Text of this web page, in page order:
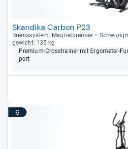
Skandika Carbon P23
Brems­sys­tem: Magnet­bremse
ge­wicht: 135 kg
Pre­mium-​Cross­trai­ner mit Ergo­me­ter-​
port
6